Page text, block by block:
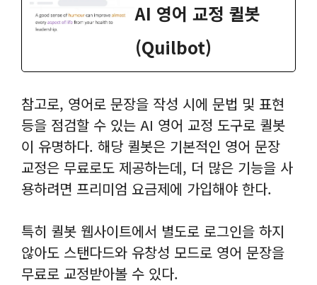
AI 영어 교정 퀼봇
(Quilbot)
참고로, 영어로 문장을 작성 시에 문법 및 표현
등을 점검할 수 있는 AI 영어 교정 도구로 퀼봇
이 유명하다. 해당 퀼봇은 기본적인 영어 문장
교정은 무료로도 제공하는데, 더 많은 기능을 사
용하려면 프리미엄 요금제에 가입해야 한다.
특히 퀼봇 웹사이트에서 별도로 로그인을 하지
않아도 스탠다드와 유창성 모드로 영어 문장을
무료로 교정받아볼 수 있다.